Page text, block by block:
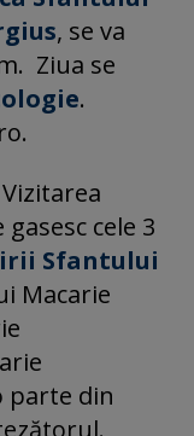
, se va
Ziua se
.
cele 3
Sfantului
Macarie
parte din